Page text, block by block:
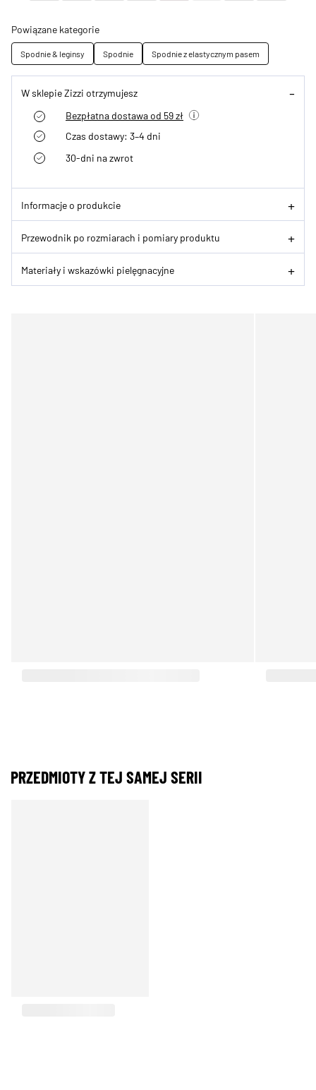
Powiązane kategorie
Spodnie & leginsy Spodnie Spodnie z elastycznym pasem
W sklepie Zizzi otrzymujesz
Bezpłatna dostawa od 59 zł
Czas dostawy: 3–4 dni
30-dni na zwrot
Informacje o produkcie
Przewodnik po rozmiarach i pomiary produktu
Materiały i wskazówki pielęgnacyjne
PRZEDMIOTY Z TEJ SAMEJ SERII